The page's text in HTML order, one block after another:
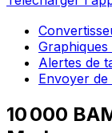
Alertes de
Envoyer
10 000